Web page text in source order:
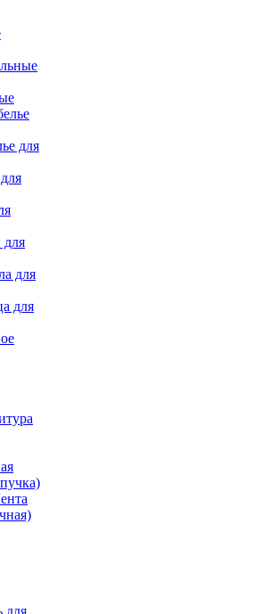
для
для
для